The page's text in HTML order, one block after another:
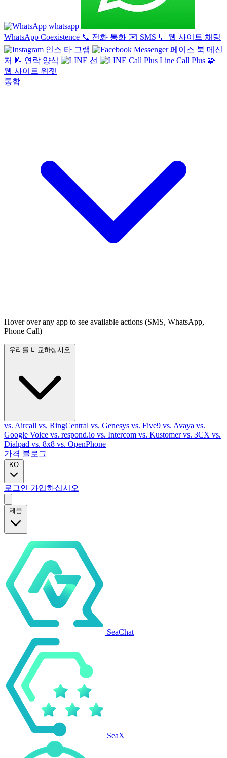
whatsapp
WhatsApp Coexistence 📞 전화 통화 ✉️ SMS 💬 웹 사이트 채팅
인스 타 그램
페이스 북 메신
저 📝 연락 양식 선 Line Call Plus 🧩
웹 사이트 위젯
통합
Hover over any app to see available actions (SMS, WhatsApp,
Phone Call)
vs. Aircall vs. RingCentral vs. Genesys vs. Five9 vs. Avaya vs.
Google Voice vs. respond.io vs. Intercom vs. Kustomervs. 3CX vs.
Dialpad vs. 8x8 vs. OpenPhone
가격 블로그
KO
로그인 가입하십시오
제품
SeaChat
SeaX